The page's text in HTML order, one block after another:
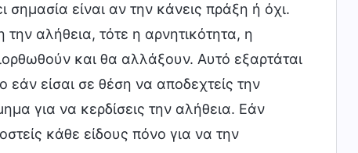
είναι αν την κάνεις πράξη ή όχι.
αλήθεια, τότε η αρνητικότητα, η
και θα αλλάξουν. Αυτό εξαρτάται
είσαι σε θέση να αποδεχτείς την
για να κερδίσεις την αλήθεια. Εάν
κάθε είδους πόνο για να την